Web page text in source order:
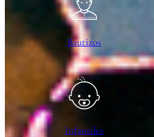
Bautizos
Infantiles